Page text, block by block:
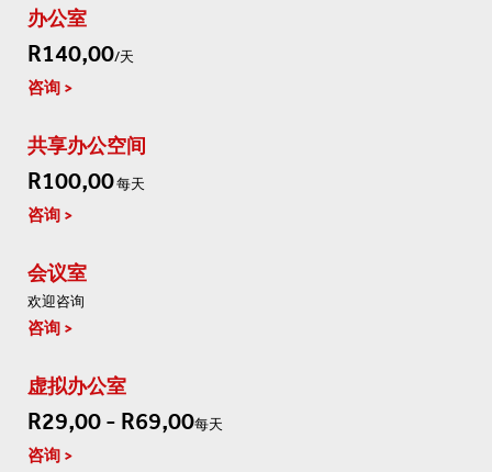
办公室
R140,00/天
咨询
共享办公空间
R100,00每天
咨询
会议室
欢迎咨询
咨询
虚拟办公室
R29,00 - R69,00每天
咨询